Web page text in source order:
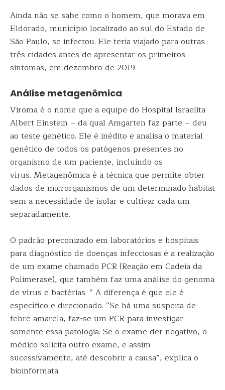
Ainda não se sabe como o homem, que morava em
Eldorado, município localizado ao sul do Estado de
São Paulo, se infectou. Ele teria viajado para outras
três cidades antes de apresentar os primeiros
sintomas, em dezembro de 2019.
Análise metagenômica
Viroma é o nome que a equipe do Hospital Israelita
Albert Einstein – da qual Amgarten faz parte – deu
ao teste genético. Ele é inédito e analisa o material
genético de todos os patógenos presentes no
organismo de um paciente, incluindo os
vírus. Metagenômica é a técnica que permite obter
dados de microrganismos de um determinado habitat
sem a necessidade de isolar e cultivar cada um
separadamente.
O padrão preconizado em laboratórios e hospitais
para diagnóstico de doenças infecciosas é a realização
de um exame chamado PCR (Reação em Cadeia da
Polimerase), que também faz uma análise do genoma
de vírus e bactérias. ” A diferença é que ele é
específico e direcionado. “Se há uma suspeita de
febre amarela, faz-se um PCR para investigar
somente essa patologia. Se o exame der negativo, o
médico solicita outro exame, e assim
sucessivamente, até descobrir a causa”, explica o
bioinformata.